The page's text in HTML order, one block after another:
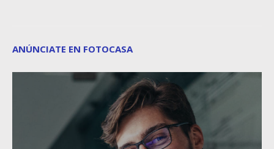
ANÚNCIATE EN FOTOCASA